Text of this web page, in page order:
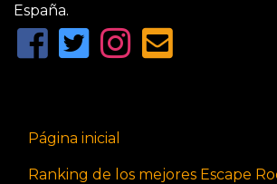
España.
Página inicial
Ranking de los mejores Escape